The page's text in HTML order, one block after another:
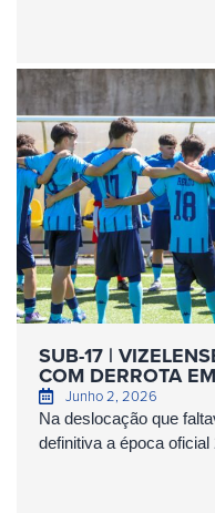
SUB-17 |
COM DERROTA
Junho 2, 2026
Na deslocação que
definitiva a época oficial